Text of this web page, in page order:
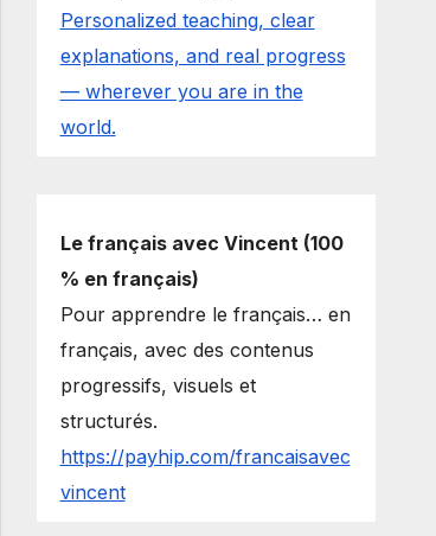
Personalized teaching, clear
explanations, and real progress
— wherever you are in the
world.
Le français avec Vincent (100
% en français)
Pour apprendre le français… en
français, avec des contenus
progressifs, visuels et
structurés.
https://payhip.com/francaisavec
vincent